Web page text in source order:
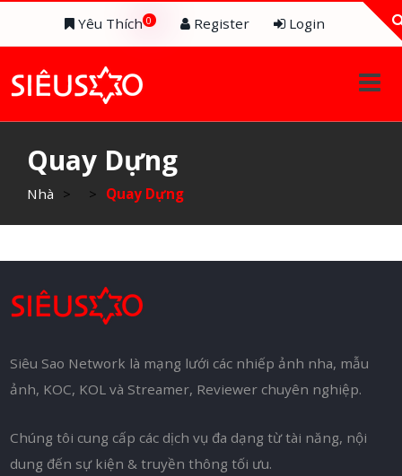
Yêu Thích 0 Register Login
Quay Dựng
Nhà > > Quay Dựng
Siêu Sao Network là mạng lưới các nhiếp ảnh nha, mẫu
ảnh, KOC, KOL và Streamer, Reviewer chuyên nghiệp.
Chúng tôi cung cấp các dịch vụ đa dạng từ tài năng, nội
dung đến sự kiện & truyền thông tối ưu.